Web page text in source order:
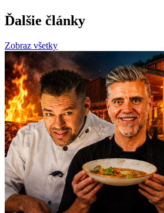
Ďalšie články
Zobraz všetky